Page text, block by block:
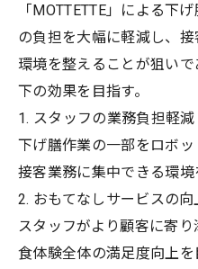
「MOTTETTE」による下
の負担を大幅に軽減し、
環境を整えることが狙い
下の効果を目指す。
1. スタッフの業務負担軽減
下げ膳作業の一部をロボ
接客業務に集中できる環境
2. おもてなしサービスの向
スタッフがより顧客に寄
食体験全体の満足度向上を